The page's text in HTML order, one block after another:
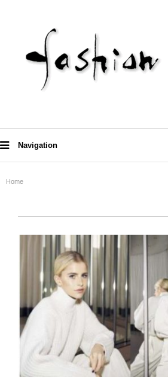
Navigation
Home